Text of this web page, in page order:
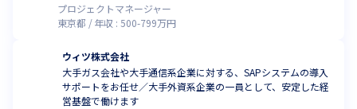
プロジェクトマネージャー
東京都
年収 : 500-799万円
ウィツ株式会社
大手ガス会社や大手通信系企業に対する、SAPシステムの導入
サポートをお任せ／大手外資系企業の一員として、安定した経
営基盤で働けます